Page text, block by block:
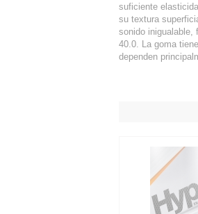
suficiente
su textura
sonido inigualable,
40.0. La goma
dependen